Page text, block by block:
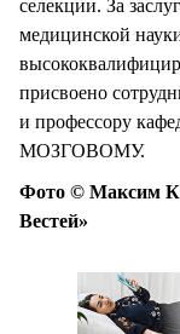
селекции. За
медицинской
присвоено
и профессору
МОЗГОВОМУ.
Фото © Максим
Вестей»